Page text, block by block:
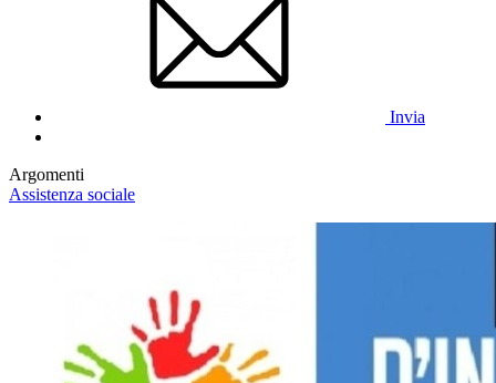
Invia
Argomenti
Assistenza sociale